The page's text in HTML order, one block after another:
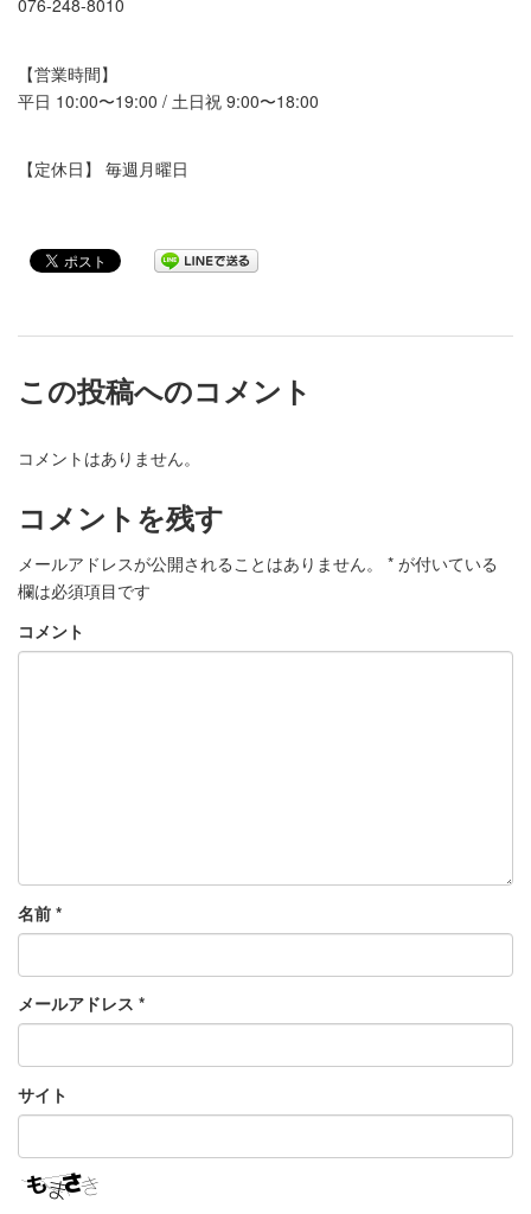
076-248-8010
【営業時間】
平日 10:00〜19:00 / 土日祝 9:00〜18:00
【定休日】 毎週月曜日
この投稿へのコメント
コメントはありません。
コメントを残す
メールアドレスが公開されることはありません。 * が付いている
欄は必須項目です
コメント
名前 *
メールアドレス *
サイト